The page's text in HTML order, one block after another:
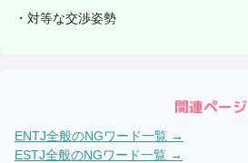
・ 対等な交渉姿勢
関連ページ
ENTJ全般のNGワード一覧 →
ESTJ全般のNGワード一覧 →